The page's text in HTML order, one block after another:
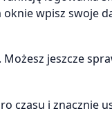
oknie wpisz swoje
jeszcze
czasu i znacznie